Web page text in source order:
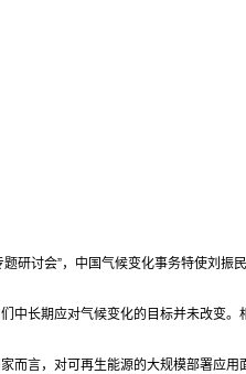
讨会”，中国气候变化事务特使刘振
长期应对气候变化的目标并未改变
言，对可再生能源的大规模部署应